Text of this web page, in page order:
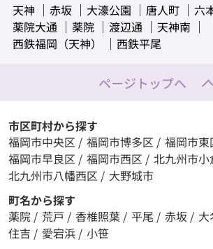
天神
赤坂 大濠公園 唐人町 六
薬院大通
薬院 渡辺通
天神南
西鉄福岡（天神）
西鉄平尾
ページトップへ
市区町村から探す
福岡市中央区 / 福岡市博多区 / 福岡市東
福岡市早良区 / 福岡市西区 / 北九州市小
北九州市八幡西区 / 大野城市
町名から探す
薬院 / 荒戸 / 香椎照葉 / 平尾 / 赤坂 / 大
住吉 / 愛宕浜 / 小笹